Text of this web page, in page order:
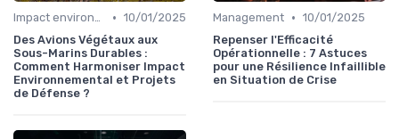
Impact environnemental • 10/01/2025
Des Avions Végétaux aux
Sous-Marins Durables :
Comment Harmoniser Impact
Environnemental et Projets
de Défense ?
Management • 10/01/2025
Repenser l'Efficacité
Opérationnelle : 7 Astuces
pour une Résilience Infaillible
en Situation de Crise